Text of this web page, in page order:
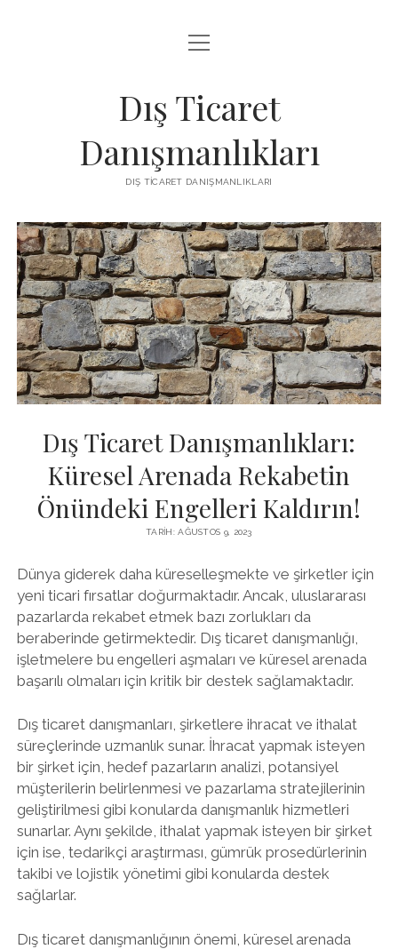
IGTV IZLENME ARTTIRMA HILESI BEDAVA
SAYFA LISTESI
THREADS TAKIPÇI ÇOĞALTMA
menüyü
aç
Dış Ticaret
Danışmanlıkları
DIŞ TICARET DANIŞMANLIKLARI
Dış Ticaret Danışmanlıkları:
Küresel Arenada Rekabetin
Önündeki Engelleri Kaldırın!
TARIH: AĞUSTOS 9, 2023
Dünya giderek daha küreselleşmekte ve şirketler için
yeni ticari fırsatlar doğurmaktadır. Ancak, uluslararası
pazarlarda rekabet etmek bazı zorlukları da
beraberinde getirmektedir. Dış ticaret danışmanlığı,
işletmelere bu engelleri aşmaları ve küresel arenada
başarılı olmaları için kritik bir destek sağlamaktadır.
Dış ticaret danışmanları, şirketlere ihracat ve ithalat
süreçlerinde uzmanlık sunar. İhracat yapmak isteyen
bir şirket için, hedef pazarların analizi, potansiyel
müşterilerin belirlenmesi ve pazarlama stratejilerinin
geliştirilmesi gibi konularda danışmanlık hizmetleri
sunarlar. Aynı şekilde, ithalat yapmak isteyen bir şirket
için ise, tedarikçi araştırması, gümrük prosedürlerinin
takibi ve lojistik yönetimi gibi konularda destek
sağlarlar.
Dış ticaret danışmanlığının önemi, küresel arenada